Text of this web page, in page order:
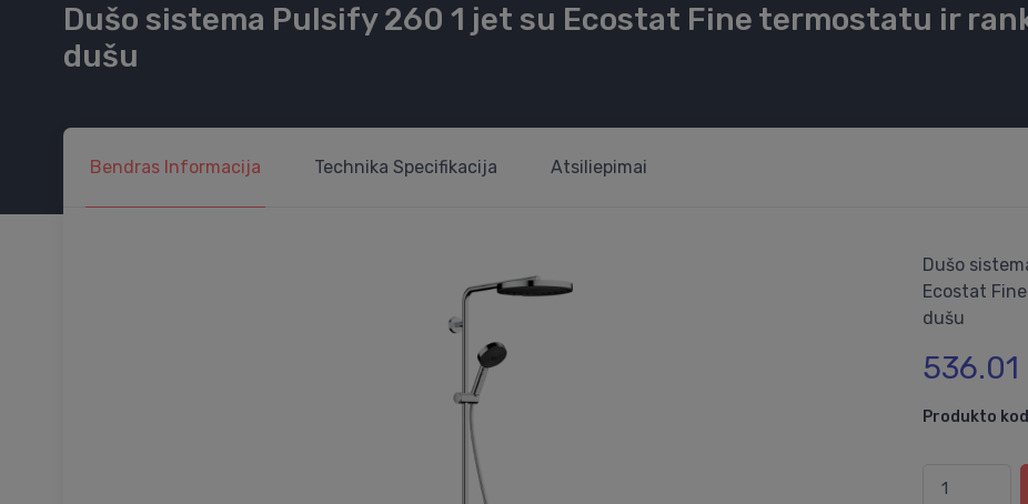
Dušo sistema Pulsify 260 1 jet su Ecostat Fine termostatu ir
dušu
Bendras Informacija Technika Specifikacija Atsiliepimai
Dušo
Ecostat
dušu
Produkto